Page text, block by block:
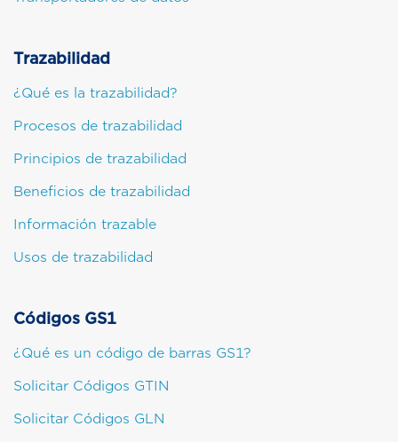
Trazabilidad
¿Qué es la trazabilidad?
Procesos de trazabilidad
Principios de trazabilidad
Beneficios de trazabilidad
Información trazable
Usos de trazabilidad
Códigos GS1
¿Qué es un código de barras GS1?
Solicitar Códigos GTIN
Solicitar Códigos GLN